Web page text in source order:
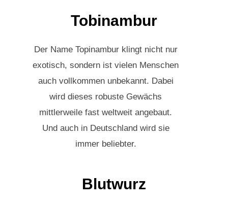
Tobinambur
Der Name Topinambur klingt nicht nur
exotisch, sondern ist vielen Menschen
auch vollkommen unbekannt. Dabei
wird dieses robuste Gewächs
mittlerweile fast weltweit angebaut.
Und auch in Deutschland wird sie
immer beliebter.
Blutwurz